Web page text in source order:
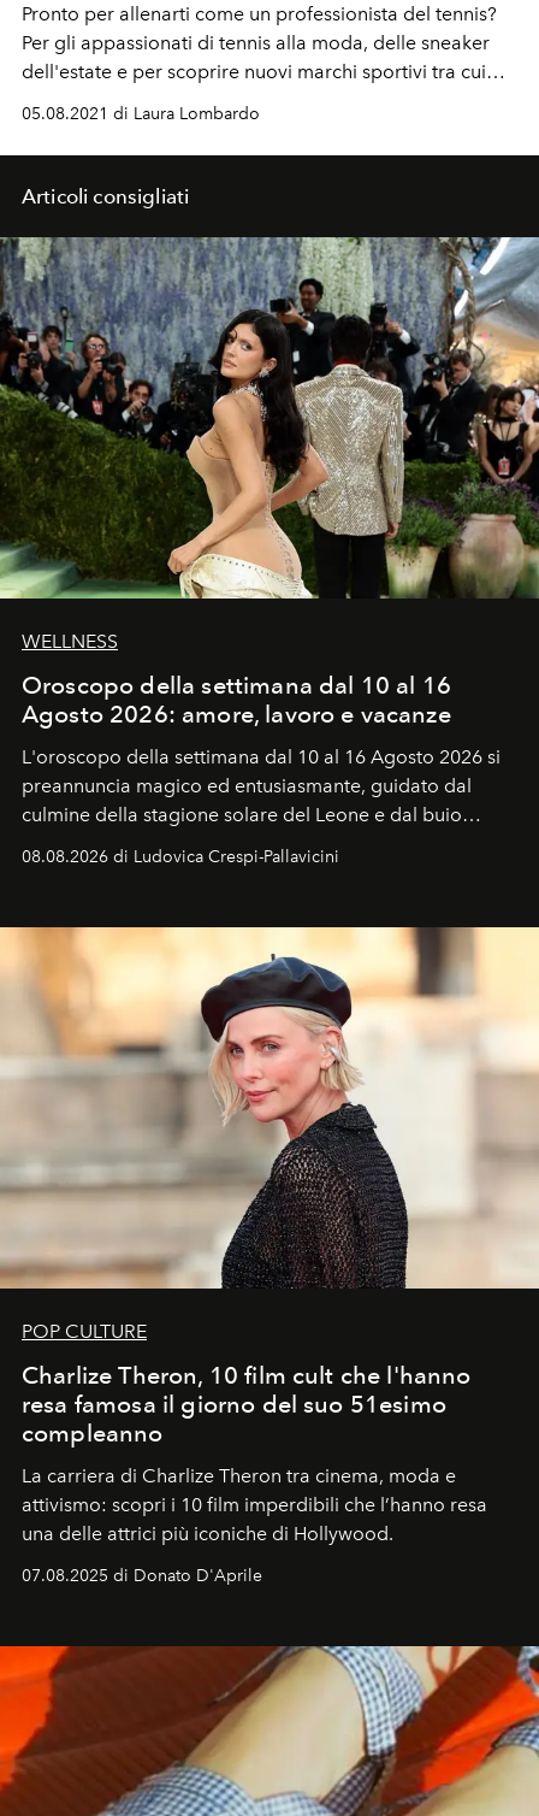
Pronto per allenarti come un professionista del tennis?
Per gli appassionati di tennis alla moda, delle sneaker
dell'estate e per scoprire nuovi marchi sportivi tra cui
05.08.2021 di Laura Lombardo
Articoli consigliati
WELLNESS
Oroscopo della settimana dal 10 al 16
Agosto 2026: amore, lavoro e vacanze
L'oroscopo della settimana dal 10 al 16 Agosto 2026 si
preannuncia magico ed entusiasmante, guidato dal
culmine della stagione solare del Leone e dal buio
ideale per la notte delle Perseidi.
08.08.2026 di Ludovica Crespi-Pallavicini
POP CULTURE
Charlize Theron, 10 film cult che l'hanno
resa famosa il giorno del suo 51esimo
compleanno
La carriera di Charlize Theron tra cinema, moda e
attivismo: scopri i 10 film imperdibili che l’hanno resa
una delle attrici più iconiche di Hollywood.
07.08.2025 di Donato D'Aprile